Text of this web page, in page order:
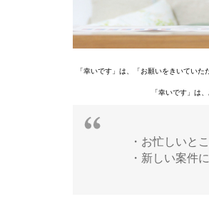
「幸いです」は、「お願いをきいてい
「幸いです」は
・お忙しいと
・新しい案件